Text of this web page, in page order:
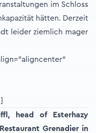
im Schloss
hätten. Derzeit
leider ziemlich mager
head of Esterhazy
Grenadier in